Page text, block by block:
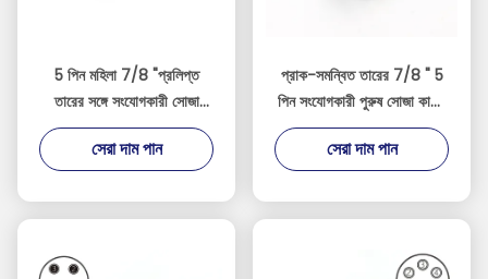
5 পিন মহিলা 7/8 "প্রলিপ্ত
তারের সঙ্গে সংযোগকারী সোজা
পিভিসি কালো unshielded
সেরা দাম পান
প্রাক-সমন্বিত তারের 7/8 " 5
পিন সংযোগকারী পুরুষ সোজা কালো
পিভিসি একটি কোড
সেরা দাম পান